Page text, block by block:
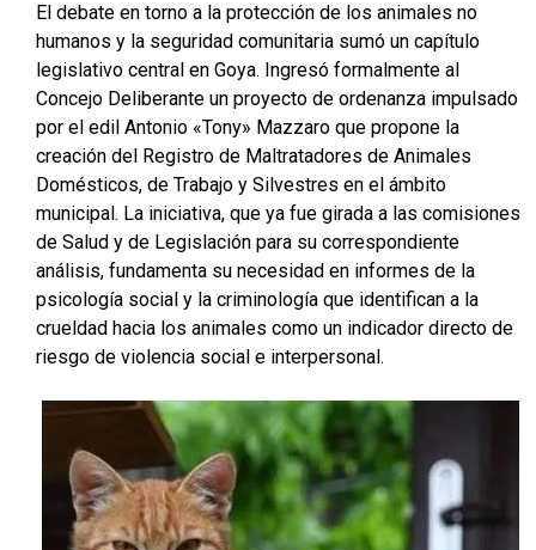
El debate en torno a la protección de los animales no
humanos y la seguridad comunitaria sumó un capítulo
legislativo central en Goya. Ingresó formalmente al
Concejo Deliberante un proyecto de ordenanza impulsado
por el edil Antonio «Tony» Mazzaro que propone la
creación del Registro de Maltratadores de Animales
Domésticos, de Trabajo y Silvestres en el ámbito
municipal . La iniciativa, que ya fue girada a las comisiones
de Salud y de Legislación para su correspondiente
análisis, fundamenta su necesidad en informes de la
psicología social y la criminología que identifican a la
crueldad hacia los animales como un indicador directo de
riesgo de violencia social e interpersonal .